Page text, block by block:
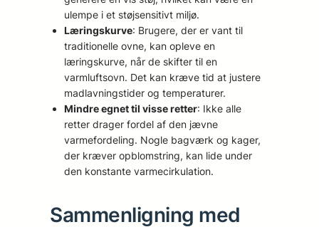
ulempe i et støjsensitivt miljø.
Læringskurve: Brugere, der er vant til
traditionelle ovne, kan opleve en
læringskurve, når de skifter til en
varmluftsovn. Det kan kræve tid at justere
madlavningstider og temperaturer.
Mindre egnet til visse retter: Ikke alle
retter drager fordel af den jævne
varmefordeling. Nogle bagværk og kager,
der kræver opblomstring, kan lide under
den konstante varmecirkulation.
Sammenligning med